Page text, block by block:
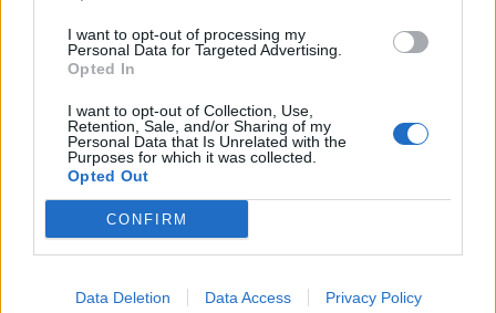
I want to opt-out of processing my
Personal Data for Targeted Advertising.
Opted In
I want to opt-out of Collection, Use,
Retention, Sale, and/or Sharing of my
Personal Data that Is Unrelated with the
Purposes for which it was collected.
Opted Out
CONFIRM
Data Deletion Data Access Privacy Policy
Sveikata
Išrinktas Jūrininkų
poliklinikos vadovas(9)
Patekti pas vaikų
kardiologą - misija
neįmanoma?